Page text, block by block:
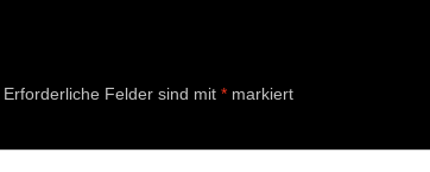
Erforderliche Felder sind mit *markiert